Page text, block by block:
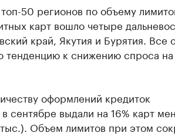
50 регионов по объему
карт вошло четыре
край, Якутия и Бурятия. Все
тенденцию к снижению спроса на
оформлений кредиток
сентябре выдали на 16% карт
Объем лимитов при этом